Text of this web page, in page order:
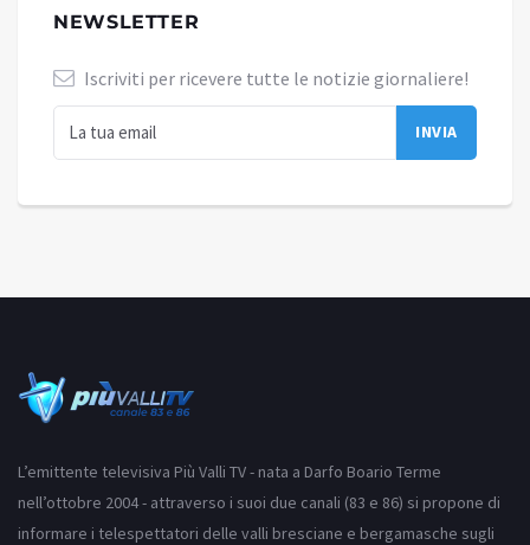
NEWSLETTER
Iscriviti per ricevere tutte le notizie giornaliere!
L’emittente televisiva Più Valli TV - nata a Darfo Boario Terme
nell’ottobre 2004 - attraverso i suoi due canali (83 e 86) si propone di
informare i telespettatori delle valli bresciane e bergamasche sugli